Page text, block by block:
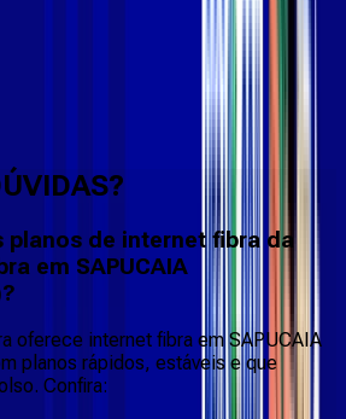
planos de internet fibra da
em SAPUCAIA
oferece internet fibra em SAPUCAIA
planos rápidos, estáveis e que
Confira: